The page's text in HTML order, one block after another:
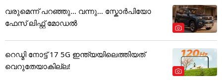
വരുമെന്ന് പറഞ്ഞു... വന്നു... സ്കോർപിയോ
ഫേസ് ലിഫ്റ്റ് മോഡൽ
റെഡ്മി നോട്ട് 17 5G ഇന്ത്യയിലെത്തിയത്
വെറുതേയാകില്ല!